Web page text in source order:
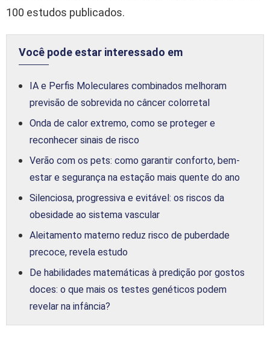
100 estudos publicados.
Você pode estar interessado em
IA e Perfis Moleculares combinados melhoram
previsão de sobrevida no câncer colorretal
Onda de calor extremo, como se proteger e
reconhecer sinais de risco
Verão com os pets: como garantir conforto, bem-
estar e segurança na estação mais quente do ano
Silenciosa, progressiva e evitável: os riscos da
obesidade ao sistema vascular
Aleitamento materno reduz risco de puberdade
precoce, revela estudo
De habilidades matemáticas à predição por gostos
doces: o que mais os testes genéticos podem
revelar na infância?